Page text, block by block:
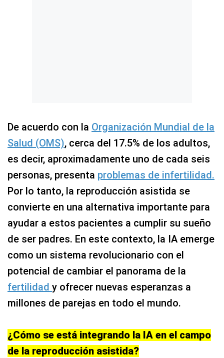
De acuerdo con la Organización Mundial de la
Salud (OMS), cerca del 17.5% de los adultos,
es decir, aproximadamente uno de cada seis
personas, presenta problemas de infertilidad.
Por lo tanto, la reproducción asistida se
convierte en una alternativa importante para
ayudar a estos pacientes a cumplir su sueño
de ser padres. En este contexto, la IA emerge
como un sistema revolucionario con el
potencial de cambiar el panorama de la
fertilidad y ofrecer nuevas esperanzas a
millones de parejas en todo el mundo.
¿Cómo se está integrando la IA en el campo
de la reproducción asistida?